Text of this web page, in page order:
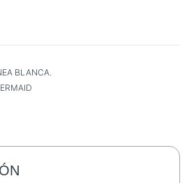
BLANCA.